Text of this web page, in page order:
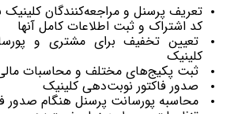
تعریف پرسنل و مراجعه‌کنندگان
کد اشتراک و ثبت اطلاعات کامل آنها
تعیین تخفیف برای مشتری و
کلینیک
ثبت پکیج‌های مختلف و محاسبات
صدور فاکتور نوبت‌دهی کلینیک
محاسبه پورسانت پرسنل هنگام صدور